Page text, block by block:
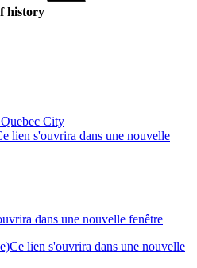
history
City
lien s'ouvrira dans une nouvelle
dans une nouvelle fenêtre
Ce lien s'ouvrira dans une nouvelle